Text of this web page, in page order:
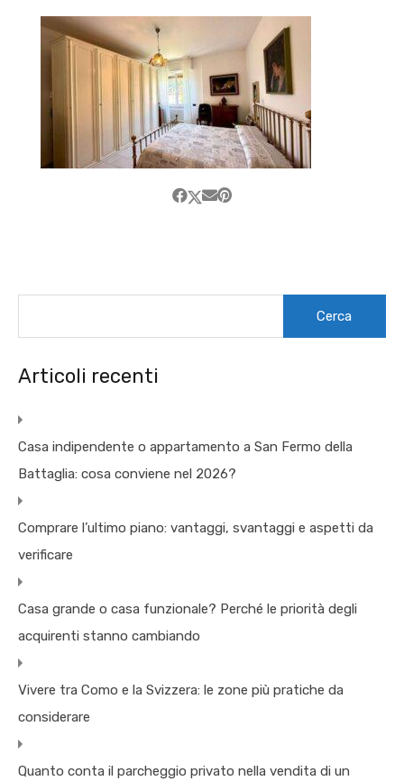
Articoli recenti
Casa indipendente o appartamento a San Fermo della
Battaglia: cosa conviene nel 2026?
Comprare l’ultimo piano: vantaggi, svantaggi e aspetti da
verificare
Casa grande o casa funzionale? Perché le priorità degli
acquirenti stanno cambiando
Vivere tra Como e la Svizzera: le zone più pratiche da
considerare
Quanto conta il parcheggio privato nella vendita di un